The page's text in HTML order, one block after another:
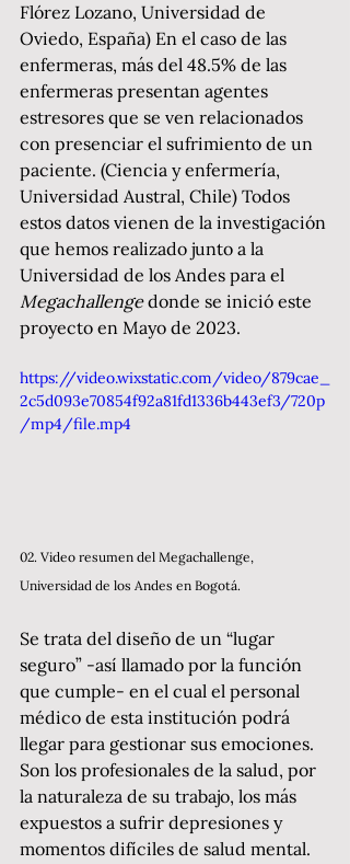
Flórez Lozano, Universidad de
Oviedo, España) En el caso de las
enfermeras, más del 48.5% de las
enfermeras presentan agentes
estresores que se ven relacionados
con presenciar el sufrimiento de un
paciente. (Ciencia y enfermería,
Universidad Austral, Chile) Todos
estos datos vienen de la investigación
que hemos realizado junto a la
Universidad de los Andes para el
Megachallenge donde se inició este
proyecto en Mayo de 2023.
https://video.wixstatic.com/video/879cae_
2c5d093e70854f92a81fd1336b443ef3/720p
/mp4/file.mp4
02. Video resumen del Megachallenge,
Universidad de los Andes en Bogotá.
Se trata del diseño de un “lugar
seguro” -así llamado por la función
que cumple- en el cual el personal
médico de esta institución podrá
llegar para gestionar sus emociones.
Son los profesionales de la salud, por
la naturaleza de su trabajo, los más
expuestos a sufrir depresiones y
momentos difíciles de salud mental.